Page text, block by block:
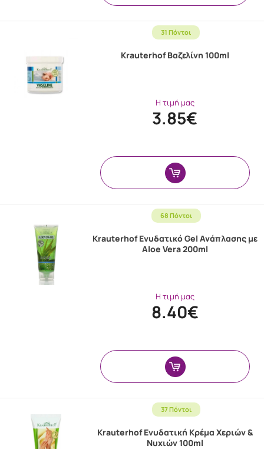
31 Πόντοι
Krauterhof Βαζελίνη 100ml
Η τιμή μας
3.85€
68 Πόντοι
Krauterhof Ενυδατικό Gel Ανάπλασης με
Aloe Vera 200ml
Η τιμή μας
8.40€
37 Πόντοι
Krauterhof Ενυδατική Κρέμα Χεριών &
Νυχιών 100ml